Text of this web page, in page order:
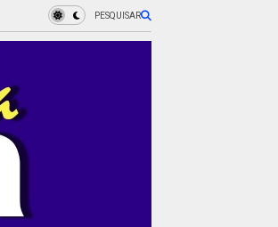
PESQUISAR